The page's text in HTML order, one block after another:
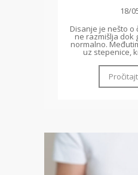
18/
Disanje je nešto o
ne razmišlja dok
normalno.
uz stepenice,